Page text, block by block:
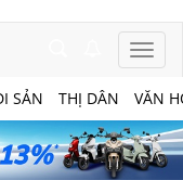
SẢN THỊ DÂN VĂN